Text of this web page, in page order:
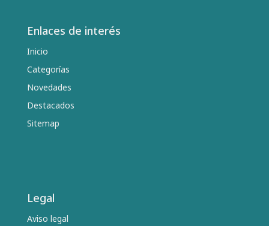
Enlaces de interés
Inicio
Categorías
Novedades
Destacados
Sitemap
Legal
Aviso legal